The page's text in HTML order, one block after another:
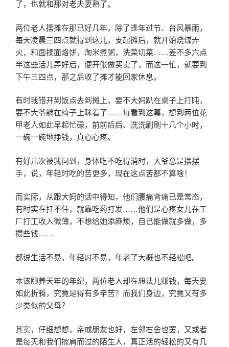
了，也就和那对老夫妻熟了。
两位老人摆摊在那已好几年，除了逢年过节、台风暴雨，
每天凌晨三四点就得到这儿，支起摊后，就开始烧煤弄
火，和面揉面烙饼，淘米煮粥，洗菜切菜……差不多六点
半这些活儿弄好后，便开张做买卖了，而这一忙，就要到
下午三四点，那之后收了摊才能回家休息。
有时我错开到饭点去到摊上，要不大妈趴在桌子上打盹，
要不大爷躺在椅子上眯着了……每看到这幕，想到两位花
甲老人如此早起忙碌，前前后后、洗洗刷刷十几个小时，
一碗一碗地挣钱，真心心疼。
有好几次被我问到，身体吃不吃得消时，大爷总是摆摆
手，说，年轻时吃的苦更多，现在这点苦都不算啥！
而实际，从跟大妈的话中得知，他们腰痛背痛已是常态，
有时实在扛不住，就靠吃药打发……他们是心疼女儿在工
厂打工收入微薄，不想给她添麻烦，自己能做就多做，多
攒些钱……
都说生活不易，年轻时不易，年老了大概也不轻松吧。
本该颐养天年的年纪，两位老人却在想法儿赚钱，每天要
如此折腾，究竟是得有多辛苦？而我们身边，究竟又有多
少类似的父母？
其实，仔细想想，亲戚朋友也好，左邻右舍也罢，又或者
是每天和我们擦肩而过的陌生人，真正活的轻松的又有几